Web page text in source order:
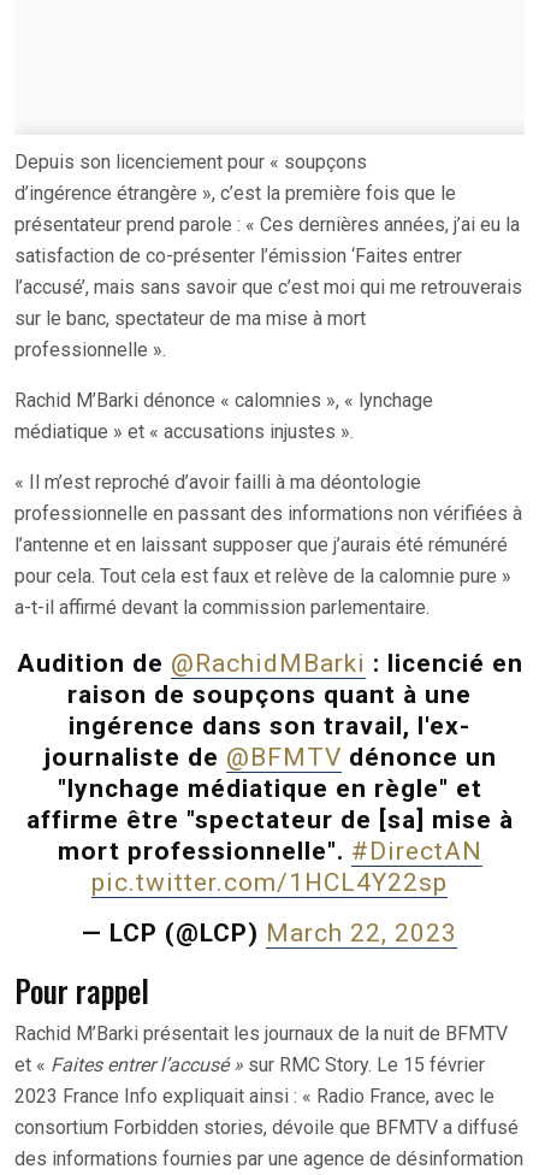
Depuis son licenciement pour « soupçons
d’ingérence étrangère », c’est la première fois que le
présentateur prend parole : « Ces dernières années, j’ai eu la
satisfaction de co-présenter l’émission ‘Faites entrer
l’accusé’, mais sans savoir que c’est moi qui me retrouverais
sur le banc, spectateur de ma mise à mort
professionnelle ».
Rachid M’Barki dénonce « calomnies », « lynchage
médiatique » et « accusations injustes ».
« Il m’est reproché d’avoir failli à ma déontologie
professionnelle en passant des informations non vérifiées à
l’antenne et en laissant supposer que j’aurais été rémunéré
pour cela. Tout cela est faux et relève de la calomnie pure »
a-t-il affirmé devant la commission parlementaire.
Audition de @RachidMBarki : licencié en
raison de soupçons quant à une
ingérence dans son travail, l'ex-
journaliste de @BFMTV dénonce un
"lynchage médiatique en règle" et
affirme être "spectateur de [sa] mise à
mort professionnelle". #DirectAN
pic.twitter.com/1HCL4Y22sp
— LCP (@LCP) March 22, 2023
Pour rappel
Rachid M’Barki présentait les journaux de la nuit de BFMTV
et « Faites entrer l’accusé » sur RMC Story. Le 15 février
2023 France Info expliquait ainsi : « Radio France, avec le
consortium Forbidden stories, dévoile que BFMTV a diffusé
des informations fournies par une agence de désinformation